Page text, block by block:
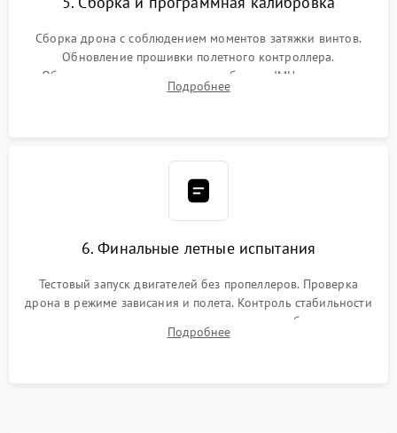
Сборка дрона с соблюдением моментов затяжки винтов.
Обновление прошивки полетного контроллера.
Обязательная программная калибровка IMU-сенсоров,
компаса, датчиков позиционирования и горизонта подвеса
Подробнее
6. Финальные летные испытания
Тестовый запуск двигателей без пропеллеров. Проверка
дрона в режиме зависания и полета. Контроль стабильности
удержания точки, качества передачи видео, работы системы
возврата домой (RTH) и дальности радиосвязи.
Подробнее